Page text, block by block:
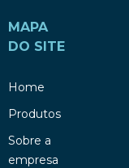
MAPA
DO SITE
Home
Produtos
Sobre a
empresa